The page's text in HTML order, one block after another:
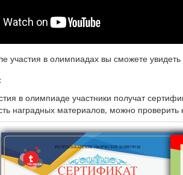
участия в олимпиадах вы сможете
в олимпиаде участники получат
наградных материалов, можно проверить